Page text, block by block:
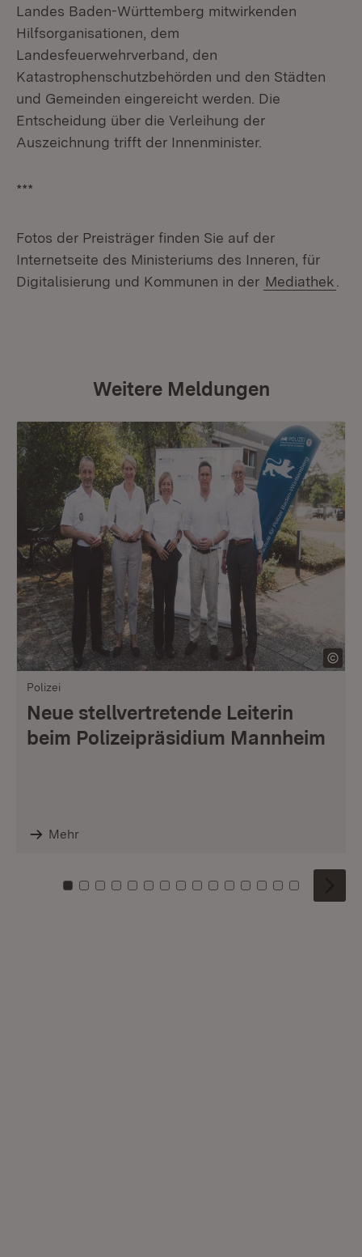
Landes Baden-Württemberg mitwirkenden
Hilfsorganisationen, dem
Landesfeuerwehrverband, den
Katastrophenschutzbehörden und den Städten
und Gemeinden eingereicht werden. Die
Entscheidung über die Verleihung der
Auszeichnung trifft der Innenminister.
***
Fotos der Preisträger finden Sie auf der
Internetseite des Ministeriums des Inneren, für
Digitalisierung und Kommunen in der Mediathek
Weitere Meldungen
Polizei
Neue stellvertretende Leiterin
beim Polizeipräsidium Mannheim
Mehr
Zu Kachel: 0
Zu Kachel: 1
Zu Kachel: 2
Zu Kachel: 3
Zu Kachel: 4
Zu Kachel: 5
Zu Kachel: 6
Zu Kachel: 7
Zu Kachel: 8
Zu Kachel: 9
Zu Kachel: 10
Zu Kachel: 11
Zu Kachel: 12
Zu Kachel:
Zu